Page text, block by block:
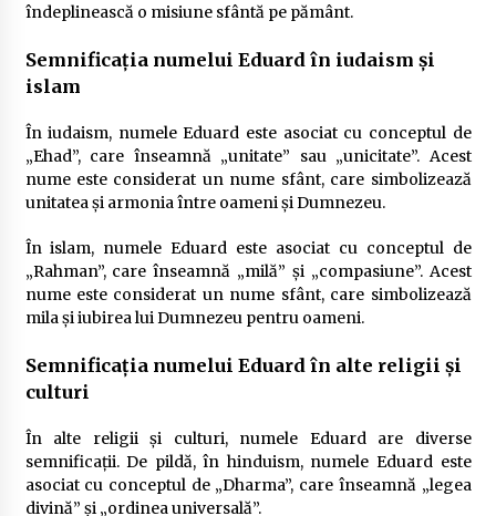
îndeplinească o misiune sfântă pe pământ.
Semnificația numelui Eduard în iudaism și
islam
În iudaism, numele Eduard este asociat cu conceptul de
„Ehad”, care înseamnă „unitate” sau „unicitate”. Acest
nume este considerat un nume sfânt, care simbolizează
unitatea și armonia între oameni și Dumnezeu.
În islam, numele Eduard este asociat cu conceptul de
„Rahman”, care înseamnă „milă” și „compasiune”. Acest
nume este considerat un nume sfânt, care simbolizează
mila și iubirea lui Dumnezeu pentru oameni.
Semnificația numelui Eduard în alte religii și
culturi
În alte religii și culturi, numele Eduard are diverse
semnificații. De pildă, în hinduism, numele Eduard este
asociat cu conceptul de „Dharma”, care înseamnă „legea
divină” și „ordinea universală”.